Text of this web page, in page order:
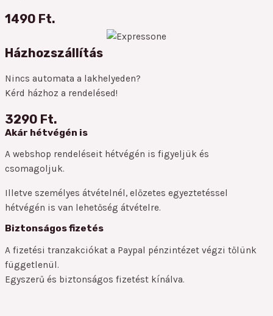
1490 Ft.
Házhozszállítás
Nincs automata a lakhelyeden?
Kérd házhoz a rendelésed!
3290 Ft.
Akár hétvégén is
A webshop rendeléseit hétvégén is figyeljük és
csomagoljuk.
Illetve személyes átvételnél, előzetes egyeztetéssel
hétvégén is van lehetőség átvételre.
Biztonságos fizetés
A fizetési tranzakciókat a Paypal pénzintézet végzi tőlünk
függetlenül.
Egyszerű és biztonságos fizetést kínálva.